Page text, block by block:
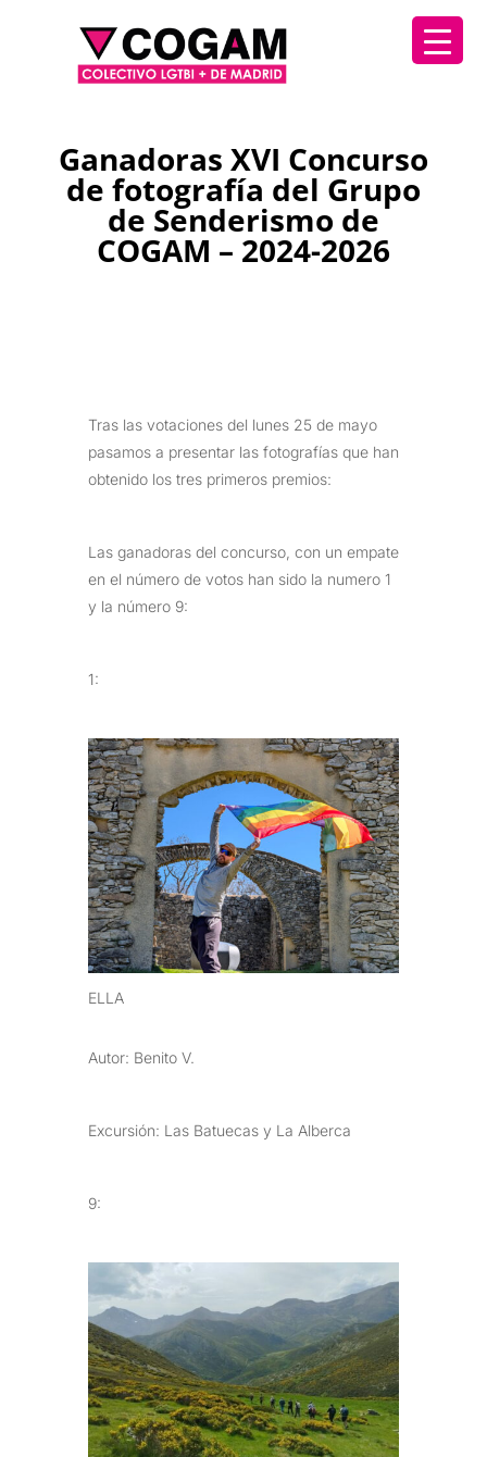
Ganadoras XVI Concurso
de fotografía del Grupo
de Senderismo de
COGAM – 2024-2026
Tras las votaciones del lunes 25 de mayo
pasamos a presentar las fotografías que han
obtenido los tres primeros premios:
Las ganadoras del concurso, con un empate
en el número de votos han sido la numero 1
y la número 9:
1:
ELLA
Autor: Benito V.
Excursión: Las Batuecas y La Alberca
9: